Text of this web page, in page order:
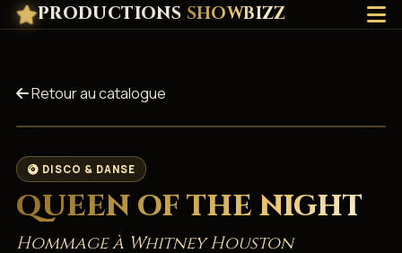
PRODUCTIONS SHOWBIZZ
Retour au catalogue
DISCO & DANSE
QUEEN OF THE NIGHT
Hommage à Whitney Houston